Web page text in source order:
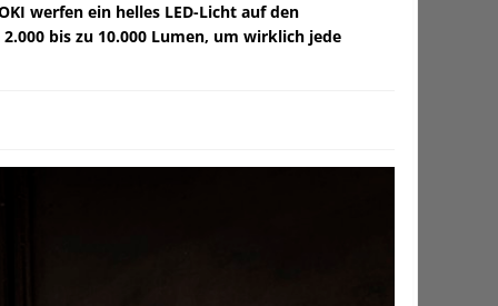
werfen ein helles LED-Licht auf den
bis zu 10.000 Lumen, um wirklich jede